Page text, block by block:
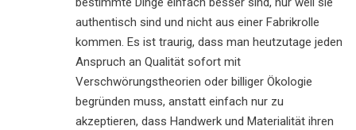
authentisch sind und nicht aus einer Fabrikrolle
kommen. Es ist traurig, dass man heutzutage jeden
Anspruch an Qualität sofort mit
Verschwörungstheorien oder billiger Ökologie
begründen muss, anstatt einfach nur zu
akzeptieren, dass Handwerk und Materialität ihren